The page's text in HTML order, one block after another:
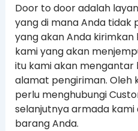
Door to door adalah
yang di mana Anda
yang akan Anda
kami yang akan
itu kami akan mengantar
alamat pengiriman. Oleh
perlu menghubungi
selanjutnya armada
barang Anda.